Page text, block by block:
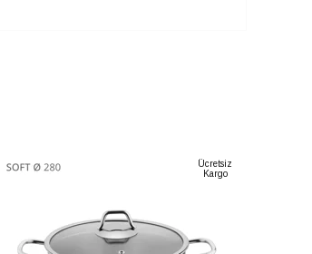
Ücretsiz
Kargo